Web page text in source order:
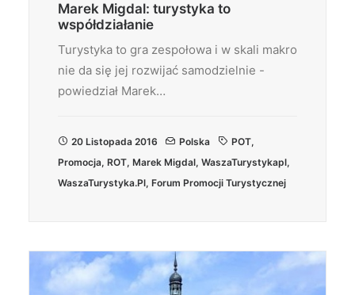
Marek Migdal: turystyka to
współdziałanie
Turystyka to gra zespołowa i w skali makro
nie da się jej rozwijać samodzielnie -
powiedział Marek…
20 Listopada 2016 Polska POT,
Promocja, ROT, Marek Migdal, WaszaTurystykapl,
WaszaTurystyka.pl, Forum Promocji Turystycznej